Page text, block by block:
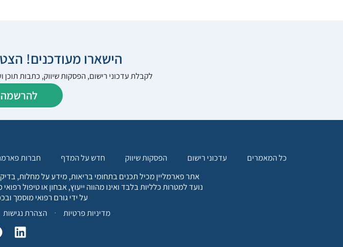
הישארו מעודכנים!
לקבלת עדכוני רישום, הפסקות שיווק, כתבות תוכן
כל המאמרים עדכוני רישום הפסקות שיווק חדש על המדף חברות
אתר פארמליין מכיל תכנים בתחומי בריאות, מידע על מחלות,
נועד למטרות כלליות בלבד ואינו מהווה ייעוץ, אבחון או טיפול
על ידי גורם רפואי מוסמך
מדיניות פרטיות
הצהרת נגישות